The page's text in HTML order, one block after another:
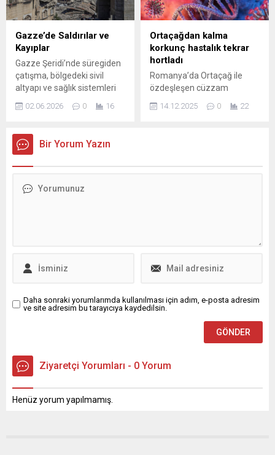
sunduğunu ve hangi
bölümlerin daha yüksek
kazanç sağladığını açıkça
ortaya koyuyor. Veriler,
mezunların kayıtlı istihdam
Gazze’de Saldırılar ve
Kayıplar
Gazze Şeridi’nde süregiden
çatışma, bölgedeki sivil
altyapı ve sağlık sistemleri
üzerinde ağır etkiler
bırakmaya devam ediyor.
paylaştığı son verilere göre,
hastanelere son 24 saatte 1
2023’ten bu yana devam
02.06.2026 0 16
Ortaçağdan kalma
korkunç hastalık tekrar
hortladı
Romanya’da Ortaçağ ile
özdeşleşen cüzzam
hastalığına ilişkin vakalar
tespit edilmesi, sağlık
14.12.2025 0 22
Bir Yorum Yazın
Daha sonraki yorumlarımda kullanılması için adım, e-posta adresim
ve site adresim bu tarayıcıya kaydedilsin.
Ziyaretçi Yorumları - 0 Yorum
Henüz yorum yapılmamış.